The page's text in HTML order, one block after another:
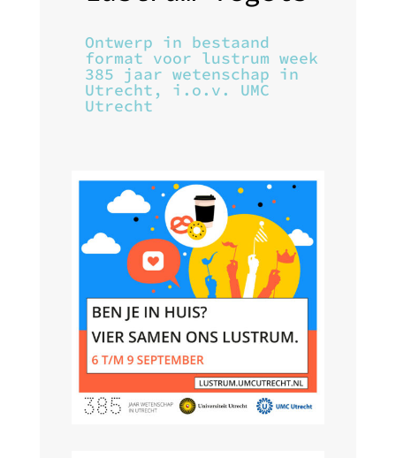
Ontwerp in bestaand
format voor lustrum week
385 jaar wetenschap in
Utrecht, i.o.v. UMC
Utrecht